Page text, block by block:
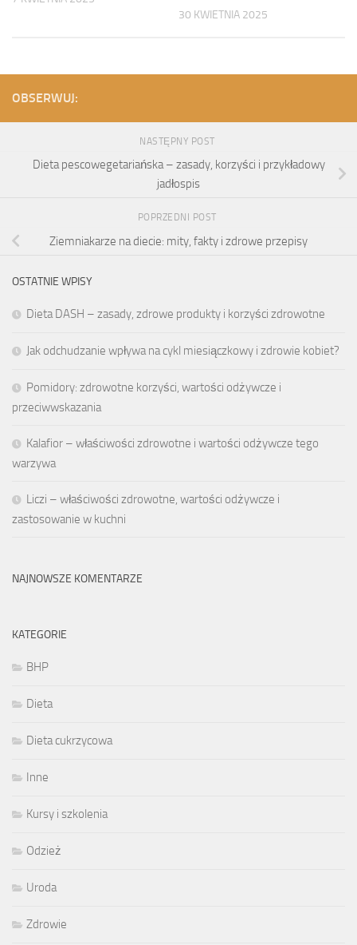
30 KWIETNIA 2025
OBSERWUJ:
NASTĘPNY POST
Dieta pescowegetariańska – zasady, korzyści i przykładowy
jadłospis
POPRZEDNI POST
Ziemniakarze na diecie: mity, fakty i zdrowe przepisy
OSTATNIE WPISY
Dieta DASH – zasady, zdrowe produkty i korzyści zdrowotne
Jak odchudzanie wpływa na cykl miesiączkowy i zdrowie kobiet?
Pomidory: zdrowotne korzyści, wartości odżywcze i
przeciwwskazania
Kalafior – właściwości zdrowotne i wartości odżywcze tego
warzywa
Liczi – właściwości zdrowotne, wartości odżywcze i
zastosowanie w kuchni
NAJNOWSZE KOMENTARZE
KATEGORIE
BHP
Dieta
Dieta cukrzycowa
Inne
Kursy i szkolenia
Odzież
Uroda
Zdrowie